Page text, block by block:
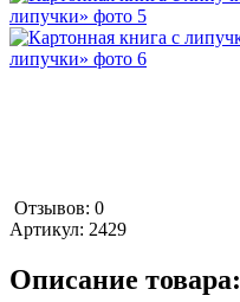
Отзывов: 0
Артикул: 2429
Описание товара: